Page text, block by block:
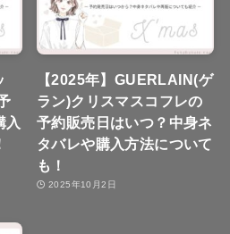
入
【2025年】GUERLAIN(ゲ
ラン)クリスマスコフレの
予約販売日はいつ？中身ネ
タバレや購入方法について
も！
2025年10月2日